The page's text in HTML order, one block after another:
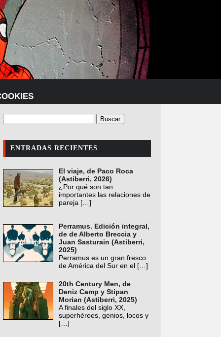
ENTRADAS RECIENTES
El viaje, de Paco Roca
(Astiberri, 2026)
¿Por qué son tan
importantes las relaciones de
pareja […]
Perramus. Edición integral,
de de Alberto Breccia y
Juan Sasturain (Astiberri,
2025)
Perramus es un gran fresco
de América del Sur en el […]
20th Century Men, de
Deniz Camp y Stipan
Morian (Astiberri, 2025)
A finales del siglo XX,
superhéroes, genios, locos y
[…]